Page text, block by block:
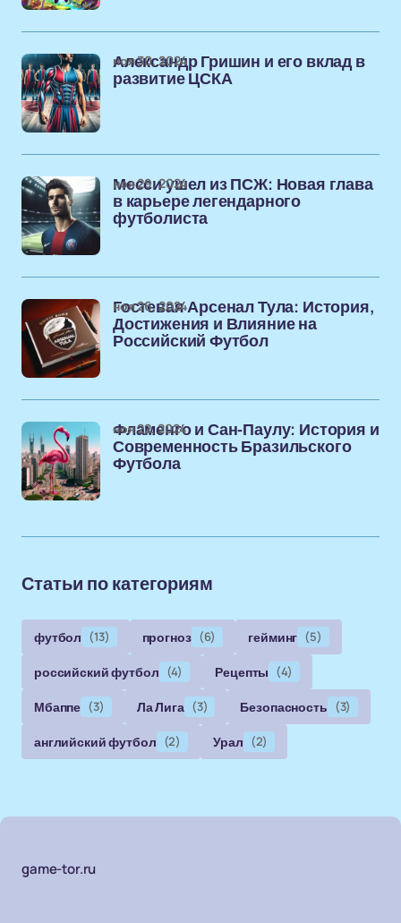
Александр Гришин и его вклад в
развитие ЦСКА
ноя 30, 2024
Месси ушел из ПСЖ: Новая глава
в карьере легендарного
футболиста
ноя 29, 2024
Гостевая Арсенал Тула: История,
Достижения и Влияние на
Российский Футбол
ноя 26, 2024
Фламенго и Сан-Паулу: История и
Современность Бразильского
Футбола
ноя 22, 2024
Статьи по категориям
футбол (13) прогноз (6) гейминг (5)
российский футбол (4) Рецепты (4)
Мбаппе (3) Ла Лига (3) Безопасность (3)
английский футбол (2) Урал (2)
game-tor.ru